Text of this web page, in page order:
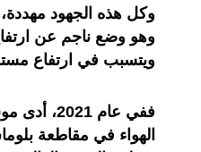
وكل هذه الجهود
وهو وضع ناجم عن
ويتسبب في ارتفاع
ففي عام
الهواء في مقاطعة